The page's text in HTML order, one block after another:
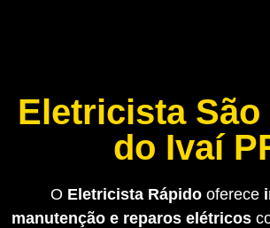
Eletricista São
do Ivaí
O Eletricista Rápido oferece
manutenção e reparos elétricos